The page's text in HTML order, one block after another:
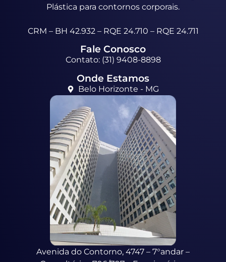
Plástica para contornos corporais.
CRM – BH 42.932 – RQE 24.710 – RQE 24.711
Fale Conosco
Contato: (31) 9408-8898
Onde Estamos
Belo Horizonte - MG
Avenida do Contorno, 4747 – 7°andar –